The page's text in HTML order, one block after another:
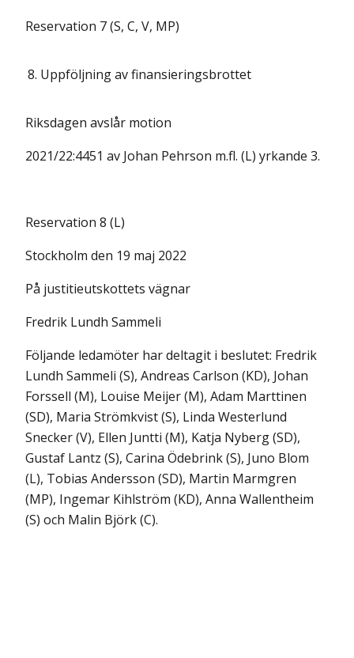
Reservation 7 (S, C, V, MP)
8. Uppföljning av finansieringsbrottet
Riksdagen avslår motion
2021/22:4451 av Johan Pehrson m.fl. (L) yrkande 3.
Reservation 8 (L)
Stockholm den 19 maj 2022
På justitieutskottets vägnar
Fredrik Lundh Sammeli
Följande ledamöter har deltagit i beslutet: Fredrik
Lundh Sammeli (S), Andreas Carlson (KD), Johan
Forssell (M), Louise Meijer (M), Adam Marttinen
(SD), Maria Strömkvist (S), Linda Westerlund
Snecker (V), Ellen Juntti (M), Katja Nyberg (SD),
Gustaf Lantz (S), Carina Ödebrink (S), Juno Blom
(L), Tobias Andersson (SD), Martin Marmgren
(MP), Ingemar Kihlström (KD), Anna Wallentheim
(S) och Malin Björk (C).